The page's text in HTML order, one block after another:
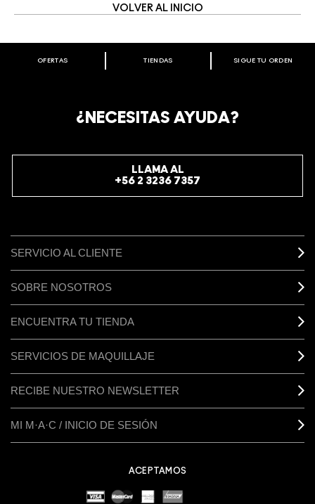
VOLVER AL INICIO
BIENVENIDO A M·A·C COSMETICS
REGÍSTRATE AHORA PARA RECIBIR INFORMACIÓN
OFERTAS TIENDAS SIGUE TU ORDEN
¿NECESITAS AYUDA?
LLAMA AL
+56 2 3236 7357
SERVICIO AL CLIENTE
SOBRE NOSOTROS
ENCUENTRA TU TIENDA
SERVICIOS DE MAQUILLAJE
RECIBE NUESTRO NEWSLETTER
MI M·A·C / INICIO DE SESIÓN
ACEPTAMOS